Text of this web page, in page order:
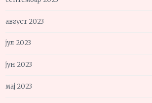
август 2023
јул 2023
јун 2023
мај 2023